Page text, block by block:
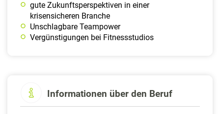
gute Zukunftsperspektiven in einer
krisensicheren Branche
Unschlagbare Teampower
Vergünstigungen bei Fitnessstudios
Informationen über den Beruf